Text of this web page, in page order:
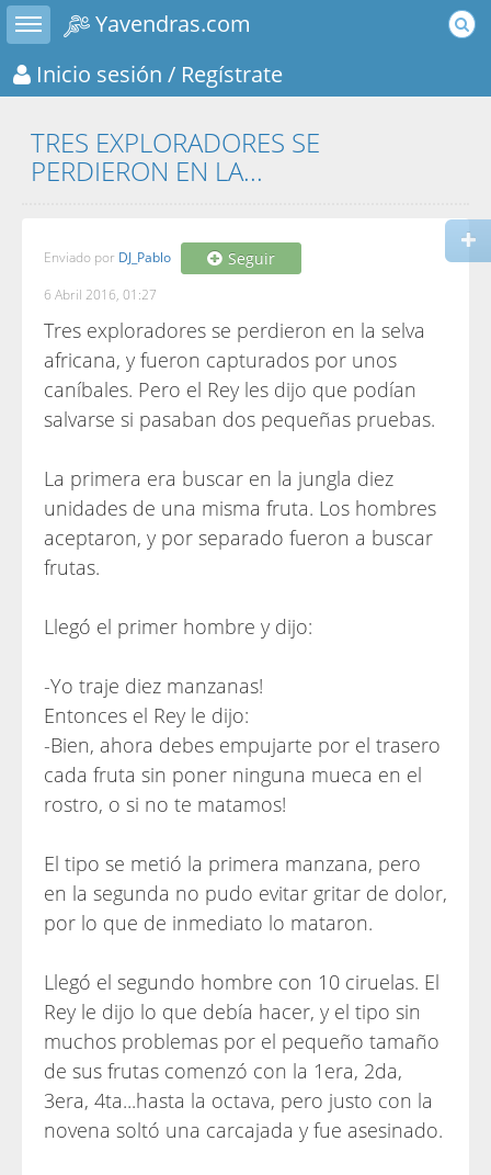
Toggle sidebar
Yavendras.com
Inicio sesión / Regístrate
TRES EXPLORADORES SE
PERDIERON EN LA...
Enviado por DJ_Pablo Seguir
6 Abril 2016, 01:27
Tres exploradores se perdieron en la selva
africana, y fueron capturados por unos
caníbales. Pero el Rey les dijo que podían
salvarse si pasaban dos pequeñas pruebas.
La primera era buscar en la jungla diez
unidades de una misma fruta. Los hombres
aceptaron, y por separado fueron a buscar
frutas.
Llegó el primer hombre y dijo:
-Yo traje diez manzanas!
Entonces el Rey le dijo:
-Bien, ahora debes empujarte por el trasero
cada fruta sin poner ninguna mueca en el
rostro, o si no te matamos!
El tipo se metió la primera manzana, pero
en la segunda no pudo evitar gritar de dolor,
por lo que de inmediato lo mataron.
Llegó el segundo hombre con 10 ciruelas. El
Rey le dijo lo que debía hacer, y el tipo sin
muchos problemas por el pequeño tamaño
de sus frutas comenzó con la 1era, 2da,
3era, 4ta...hasta la octava, pero justo con la
novena soltó una carcajada y fue asesinado.